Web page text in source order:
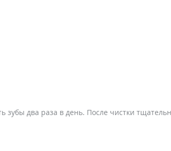
зубы два раза в день. После чистки